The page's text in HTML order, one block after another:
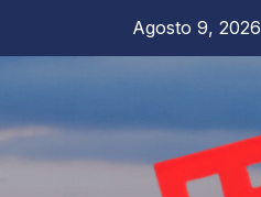
Agosto 9, 2026